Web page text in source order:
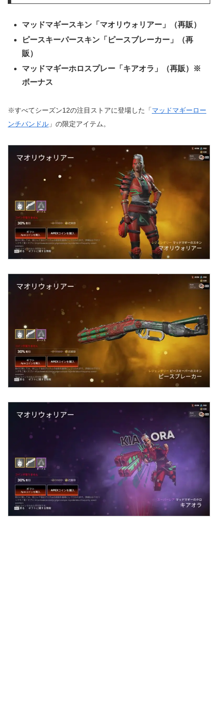
マッドマギースキン「マオリウォリアー」（再販）
ピースキーパースキン「ピースブレーカー」（再
販）
マッドマギーホロスプレー「キアオラ」（再販）※
ボーナス
※すべてシーズン12の注目ストアに登場した「マッドマギーロー
ンチバンドル 」の限定アイテム。